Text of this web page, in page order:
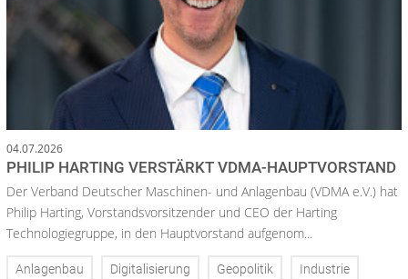
04.07.2026
PHILIP HARTING VERSTÄRKT VDMA-HAUPTVORSTAND
Der Verband Deutscher Maschinen- und Anlagenbau (VDMA e.V.) hat
Philip Harting, Vorstandsvorsitzender und CEO der Harting
Technologiegruppe, in den Hauptvorstand aufgenom...
Anlagenbau Digitalisierung Geopolitik Industrie